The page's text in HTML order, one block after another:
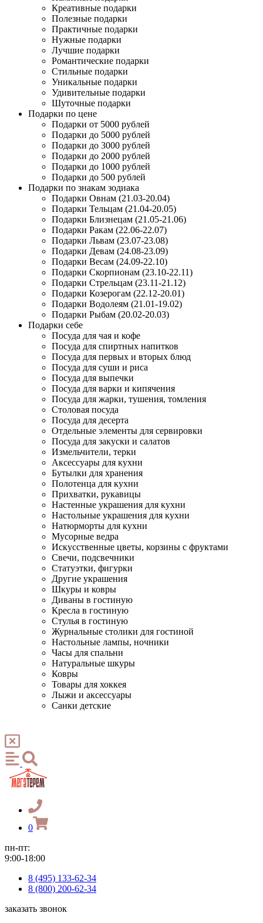
Креативные подарки
Полезные подарки
Практичные подарки
Нужные подарки
Лучшие подарки
Романтические подарки
Стильные подарки
Уникальные подарки
Удивительные подарки
Шуточные подарки
Подарки по цене
Подарки от 5000 рублей
Подарки до 5000 рублей
Подарки до 3000 рублей
Подарки до 2000 рублей
Подарки до 1000 рублей
Подарки до 500 рублей
Подарки по знакам зодиака
Подарки Овнам (21.03-20.04)
Подарки Тельцам (21.04-20.05)
Подарки Близнецам (21.05-21.06)
Подарки Ракам (22.06-22.07)
Подарки Львам (23.07-23.08)
Подарки Девам (24.08-23.09)
Подарки Весам (24.09-22.10)
Подарки Скорпионам (23.10-22.11)
Подарки Стрельцам (23.11-21.12)
Подарки Козерогам (22.12-20.01)
Подарки Водолеям (21.01-19.02)
Подарки Рыбам (20.02-20.03)
Подарки себе
Посуда для чая и кофе
Посуда для спиртных напитков
Посуда для первых и вторых блюд
Посуда для суши и риса
Посуда для выпечки
Посуда для варки и кипячения
Посуда для жарки, тушения, томления
Столовая посуда
Посуда для десерта
Отдельные элементы для сервировки
Посуда для закуски и салатов
Измельчители, терки
Аксессуары для кухни
Бутылки для хранения
Полотенца для кухни
Прихватки, рукавицы
Настенные украшения для кухни
Настольные украшения для кухни
Натюрморты для кухни
Мусорные ведра
Искусственные цветы, корзины с фруктами
Свечи, подсвечники
Статуэтки, фигурки
Другие украшения
Шкуры и ковры
Диваны в гостиную
Кресла в гостиную
Стулья в гостиную
Журнальные столики для гостиной
Настольные лампы, ночники
Часы для спальни
Натуральные шкуры
Ковры
Товары для хоккея
Лыжи и аксессуары
Санки детские
0
пн-пт:
9:00-18:00
8 (495) 133-62-34
8 (800) 200-62-34
заказать звонок